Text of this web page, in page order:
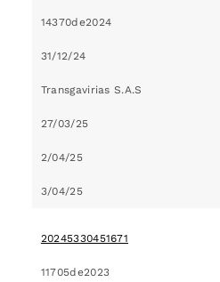
14370de2024
31/12/24
Transgavirias S.A.S
27/03/25
2/04/25
3/04/25
20245330451671
11705de2023